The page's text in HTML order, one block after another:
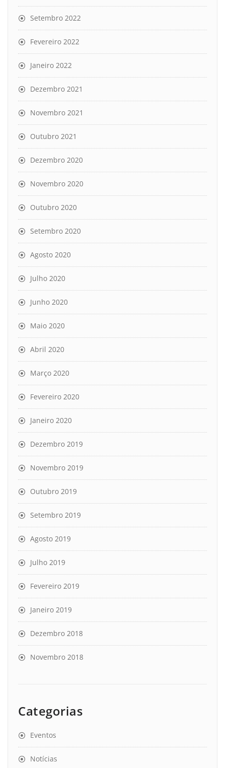
Setembro 2022
Fevereiro 2022
Janeiro 2022
Dezembro 2021
Novembro 2021
Outubro 2021
Dezembro 2020
Novembro 2020
Outubro 2020
Setembro 2020
Agosto 2020
Julho 2020
Junho 2020
Maio 2020
Abril 2020
Março 2020
Fevereiro 2020
Janeiro 2020
Dezembro 2019
Novembro 2019
Outubro 2019
Setembro 2019
Agosto 2019
Julho 2019
Fevereiro 2019
Janeiro 2019
Dezembro 2018
Novembro 2018
Categorias
Eventos
Notícias